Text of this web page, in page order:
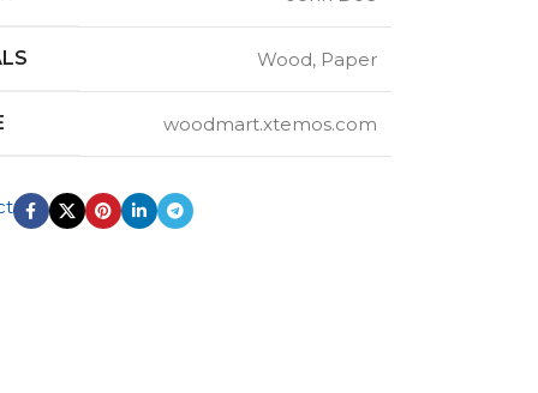
Wood, Paper
woodmart.xtemos.com